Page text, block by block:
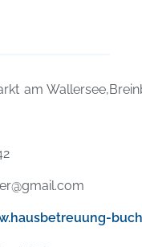
am Wallersee,